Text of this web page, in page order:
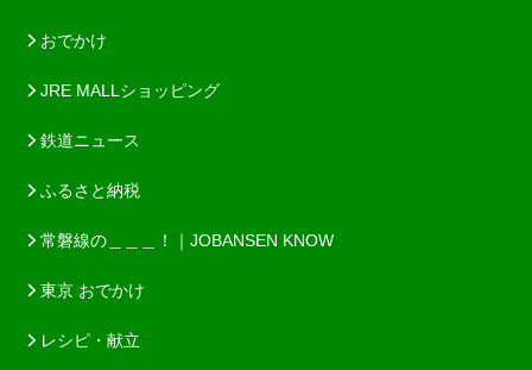
おでかけ
JRE MALLショッピング
鉄道ニュース
ふるさと納税
常磐線の＿＿＿！｜JOBANSEN KNOW
東京 おでかけ
レシピ・献立